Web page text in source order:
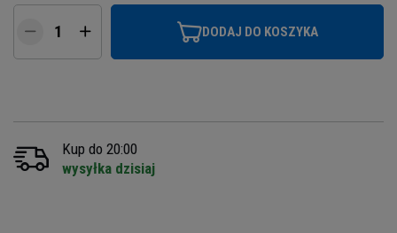
DODAJ DO KOSZYKA
Kup do 20:00
wysyłka dzisiaj